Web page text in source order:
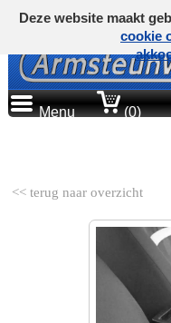
Menu (0)
<< terug naar overzicht
Deze website maakt
cookie